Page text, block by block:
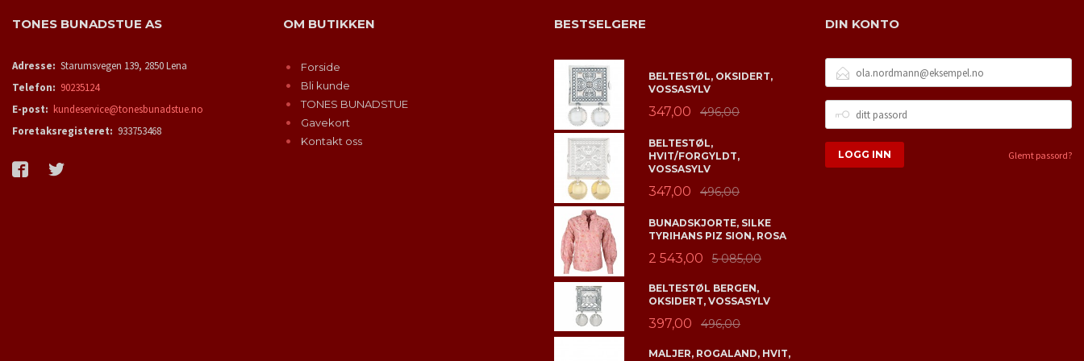
TONES BUNADSTUE AS
Adresse: Starumsvegen 139, 2850 Lena
Telefon: 90235124
E-post: kundeservice@tonesbunadstue.no
Foretaksregisteret: 933753468
OM BUTIKKEN
Forside
Bli kunde
TONES BUNADSTUE
Gavekort
Kontakt oss
BESTSELGERE
BELTESTØL, OKSIDERT,
VOSSASYLV
347,00 496,00
BELTESTØL,
HVIT/FORGYLDT,
VOSSASYLV
347,00 496,00
BUNADSKJORTE, SILKE
TYRIHANS PIZ SION, ROSA
2 543,00 5 085,00
BELTESTØL BERGEN,
OKSIDERT, VOSSASYLV
397,00 496,00
MALJER, ROGALAND, HVIT,
DIN KONTO
POSTADRESSE
PASSORD
Glemt passord?